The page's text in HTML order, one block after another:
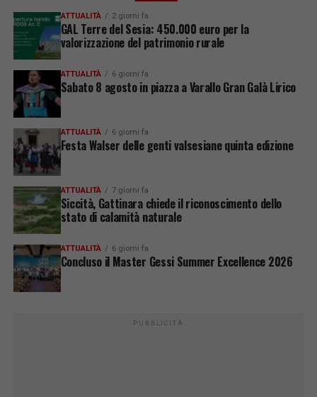
ATTUALITÀ 2 giorni fa
GAL Terre del Sesia: 450.000 euro per la
valorizzazione del patrimonio rurale
ATTUALITÀ 6 giorni fa
Sabato 8 agosto in piazza a Varallo Gran Galà Lirico
ATTUALITÀ 6 giorni fa
Festa Walser delle genti valsesiane quinta edizione
ATTUALITÀ 7 giorni fa
Siccità, Gattinara chiede il riconoscimento dello
stato di calamità naturale
ATTUALITÀ 6 giorni fa
Concluso il Master Gessi Summer Excellence 2026
PUBBLICITÀ